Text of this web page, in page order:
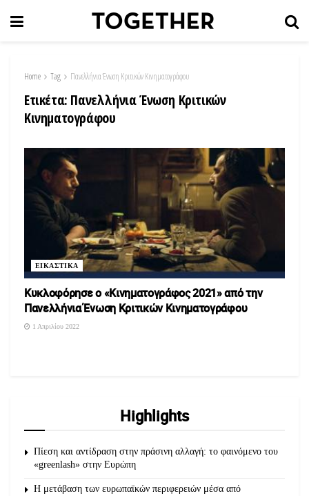
Home Tag Πανελλήνια Ένωση Κριτικών Κινηματογράφου
Ετικέτα: Πανελλήνια Ένωση Κριτικών
Κινηματογράφου
ΕΙΚΑΣΤΙΚΑ
Κυκλοφόρησε ο «Κινηματογράφος 2021» από την
Πανελλήνια Ένωση Κριτικών Κινηματογράφου
1 Απριλίου 2022
Highlights
Πίεση και αντίδραση στην πράσινη αλλαγή: το φαινόμενο του
«greenlash» στην Ευρώπη
Η μετάβαση των ευρωπαϊκών περιφερειών μέσα από